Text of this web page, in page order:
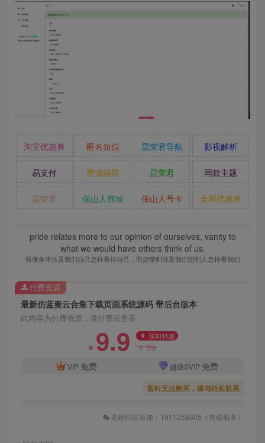
淘宝优惠券 匿名短信 昆荣君导航 影视解析
易支付 爱情辅导 昆荣君 同款主题
昆荣君 保山人商城 保山人号卡 全网优惠券
pride relates more to our opinion of ourselves, vanity to
what we would have others think of us.
骄傲多半涉及我们自己怎样看待自己，而虚荣则涉及我们想别人怎样看我们
最新仿蓝奏云合集下载页面系统源码 带后台版本
此内容为付费资源，请付费后查看
￥ 9.9 限时特惠
￥99
VIP 免费 超级SVIP 免费
暂时无法购买，请与站长联系
搭建同款添加：1911258305（有偿服务）
付费资源